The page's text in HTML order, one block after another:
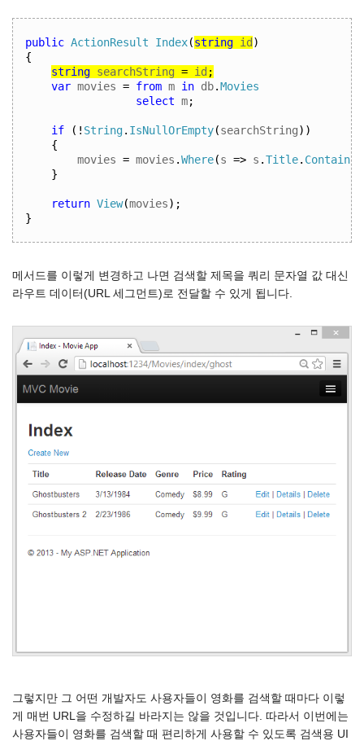
public ActionResult Index(string id )
{
string searchString = id ;
var movies = from m in db.Movies
select m;
if (! String. IsNullOrEmpty(searchString))
{
movies = movies .Where(s => s .Title. Contains
}
return View(movies);
}
메서드를 이렇게 변경하고 나면 검색할 제목을 쿼리 문자열 값 대신
라우트 데이터(URL 세그먼트)로 전달할 수 있게 됩니다.
그렇지만 그 어떤 개발자도 사용자들이 영화를 검색할 때마다 이렇
게 매번 URL을 수정하길 바라지는 않을 것입니다. 따라서 이번에는
사용자들이 영화를 검색할 때 편리하게 사용할 수 있도록 검색용 UI